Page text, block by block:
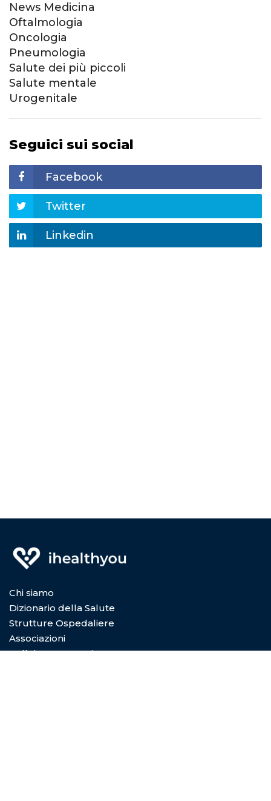
News Medicina
Oftalmologia
Oncologia
Pneumologia
Salute dei più piccoli
Salute mentale
Urogenitale
Seguici sui social
Facebook
Twitter
Linkedin
Chi siamo
Dizionario della Salute
Strutture Ospedaliere
Associazioni
Collabora con Noi